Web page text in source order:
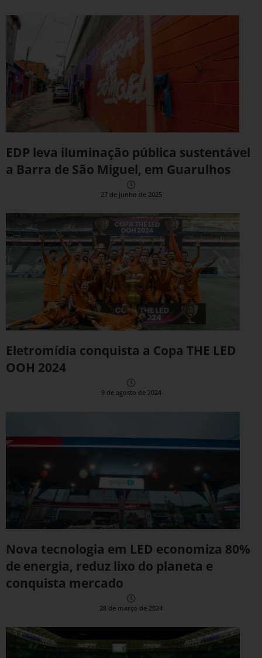
EDP leva iluminação pública sustentável
a Barra de São Miguel, em Guarulhos
27 de junho de 2025
Eletromídia conquista a Copa THE LED
OOH 2024
9 de agosto de 2024
Nova tecnologia em LED economiza 80%
de energia, reduz lixo do planeta e
conquista mercado
28 de março de 2024